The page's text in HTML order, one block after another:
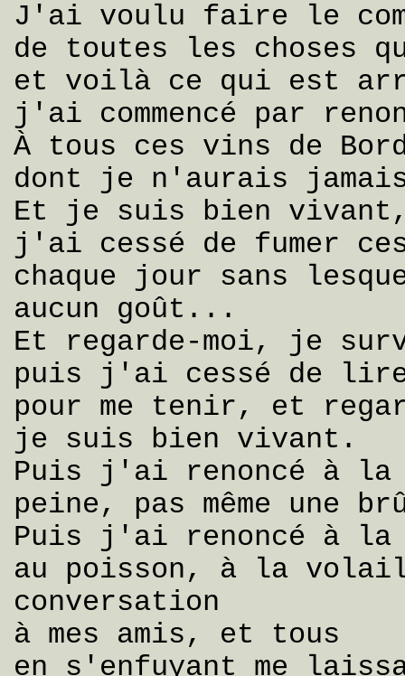
J'ai voulu faire le
de toutes les choses
et voilà ce qui est
j'ai commencé par
À tous ces vins de
dont je n'aurais
Et je suis bien
j'ai cessé de fumer
chaque jour sans
aucun goût...
Et regarde-moi, je
puis j'ai cessé de
pour me tenir, et
je suis bien vivant.
Puis j'ai renoncé à la
peine, pas même une
Puis j'ai renoncé à la
au poisson, à la
conversation
à mes amis, et tous
en s'enfuyant me